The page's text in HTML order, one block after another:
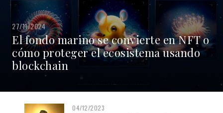
27/11/2024
El fondo marino se convierte en NFT o
cómo proteger el ecosistema usando
blockchain
04/12/2023